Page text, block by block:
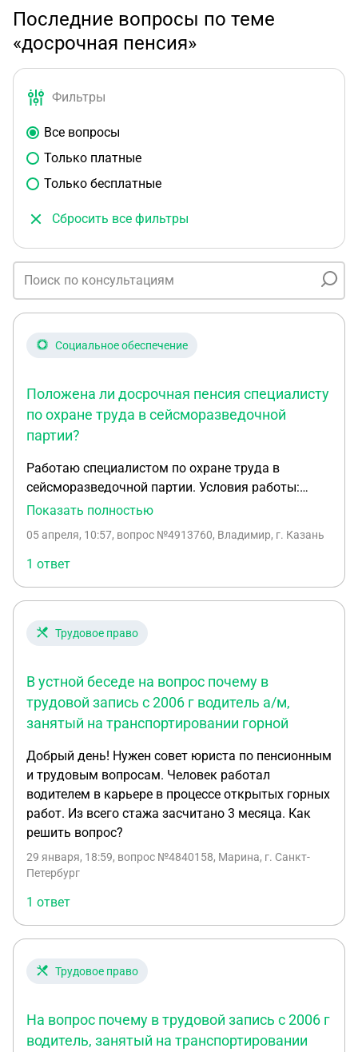
Последние вопросы по теме
«досрочная пенсия»
Фильтры
Все вопросы
Только платные
Только бесплатные
Сбросить все фильтры
Социальное обеспечение
Положена ли досрочная пенсия специалисту
по охране труда в сейсморазведочной
партии?
Работаю специалистом по охране труда в
сейсморазведочной партии. Условия работы:
Полевые условия. По результатам СОУТ на
Положена ли досрочная пенсия по полевому
стажу
Показать полностью
05 апреля, 10:57, вопрос №4913760, Владимир, г. Казань
1 ответ
Трудовое право
В устной беседе на вопрос почему в
трудовой запись с 2006 г водитель а/м,
занятый на транспортировании горной
Добрый день! Нужен совет юриста по пенсионным
и трудовым вопросам. Человек работал
водителем в карьере в процессе открытых горных
работ. Из всего стажа засчитано 3 месяца. Как
решить вопрос?
29 января, 18:59, вопрос №4840158, Марина, г. Санкт-
Петербург
1 ответ
Трудовое право
На вопрос почему в трудовой запись с 2006 г
водитель, занятый на транспортировании